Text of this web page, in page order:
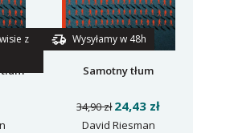
z
Wysyłamy w 48h
Samotny tłum
34,90 zł 24,43 zł
David Riesman